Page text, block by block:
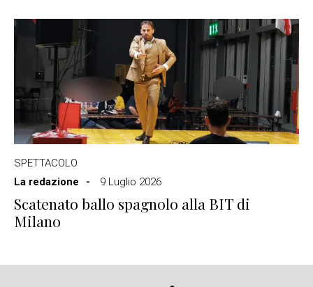
SPETTACOLO
La redazione
9 Luglio 2026
Scatenato ballo spagnolo alla BIT di
Milano